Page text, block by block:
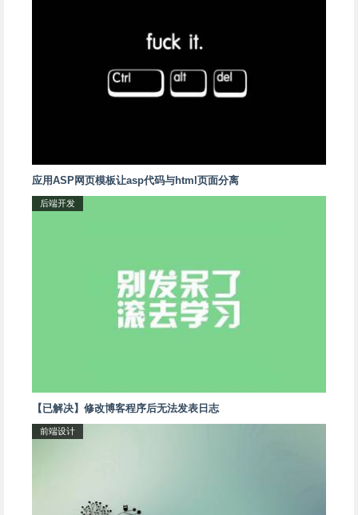
应用ASP网页模板让asp代码与html页面分离
后端开发
【已解决】修改博客程序后无法发表日志
前端设计